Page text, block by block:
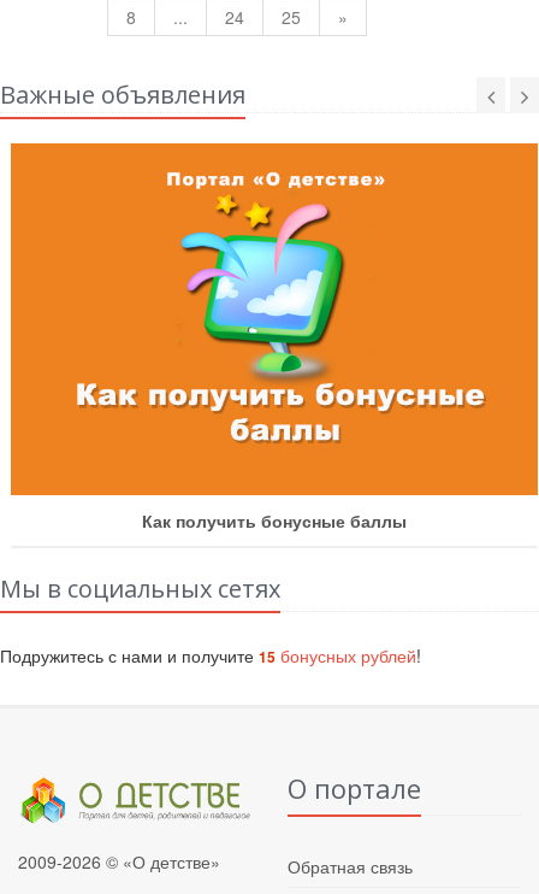
8
... 24 25 »
Важные объявления
Как получить бонусные баллы
Мы в социальных сетях
Подружитесь с нами и получите 15 бонусных рублей!
2009-2026 © «О детстве»
О портале
Обратная связь